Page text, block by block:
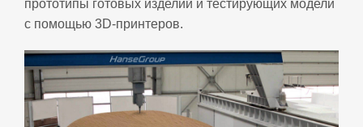
прототипы готовых изделий и тестирующих модели
с помощью 3D-принтеров.